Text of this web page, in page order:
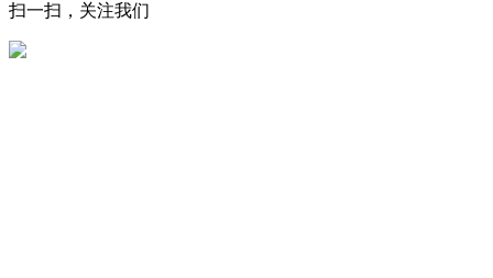
扫一扫，关注我们